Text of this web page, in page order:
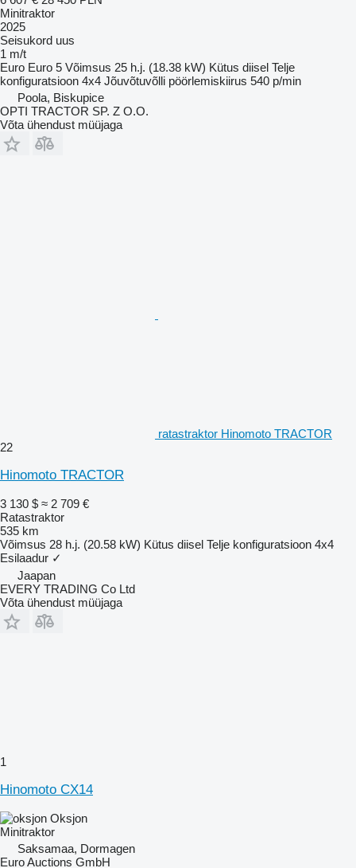
Minitraktor
2025
Seisukord uus
1 m/t
Euro Euro 5 Võimsus 25 h.j. (18.38 kW) Kütus diisel Telje
konfiguratsioon 4x4 Jõuvõtuvõlli pöörlemiskiirus 540 p/min
Poola, Biskupice
OPTI TRACTOR SP. Z O.O.
Võta ühendust müüjaga
ratastraktor Hinomoto TRACTOR
22
Hinomoto TRACTOR
3 130 $ ≈ 2 709 €
Ratastraktor
535 km
Võimsus 28 h.j. (20.58 kW) Kütus diisel Telje konfiguratsioon 4x4
Esilaadur ✓
Jaapan
EVERY TRADING Co Ltd
Võta ühendust müüjaga
1
Hinomoto CX14
Oksjon
Minitraktor
Saksamaa, Dormagen
Euro Auctions GmbH